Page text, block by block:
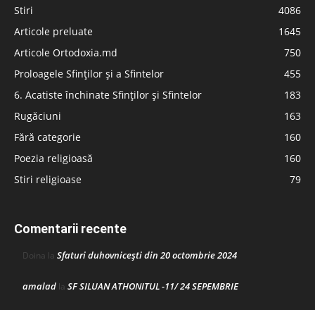
Stiri
4086
Articole preluate
1645
Articole Ortodoxia.md
750
Proloagele Sfinților și a Sfintelor
455
6. Acatiste închinate Sfinților și Sfintelor
183
Rugăciuni
163
Fără categorie
160
Poezia religioasă
160
Stiri religioase
79
Comentarii recente
Doina la Sfaturi duhovnicești din 20 octombrie 2024
amalad la SF SILUAN ATHONITUL -11/ 24 SEPEMBRIE